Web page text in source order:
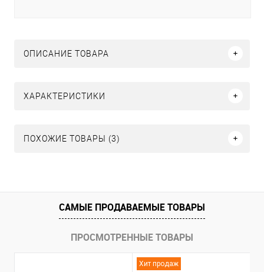
ОПИСАНИЕ ТОВАРА
ХАРАКТЕРИСТИКИ
ПОХОЖИЕ ТОВАРЫ (3)
САМЫЕ ПРОДАВАЕМЫЕ ТОВАРЫ
ПРОСМОТРЕННЫЕ ТОВАРЫ
Хит продаж